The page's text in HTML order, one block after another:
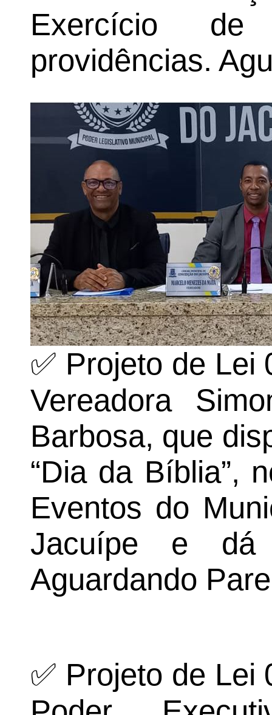
Exercício
providências.
✅ Projeto de Lei
Vereadora
Barbosa, que
“Dia da Bíblia”,
Eventos do
Jacuípe e dá
Aguardando
✅ Projeto de Lei